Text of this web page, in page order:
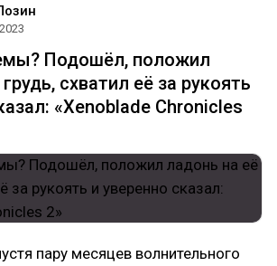
Подошёл, положил
схватил её за рукоять
«Xenoblade Chronicles
пару месяцев волнительного